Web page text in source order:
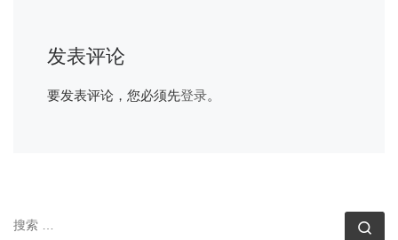
发表评论
要发表评论，您必须先登录。
搜索